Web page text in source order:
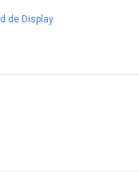
de Display